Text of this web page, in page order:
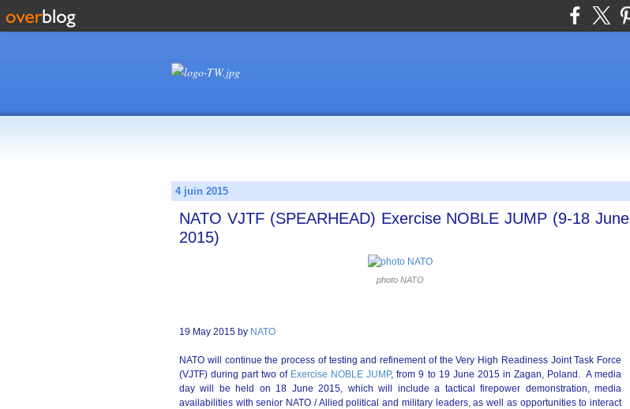
4 juin 2015
NATO VJTF (SPEARHEAD) Exercise NOBLE JUMP (9-18 June
2015)
photo NATO
19 May 2015 by NATO
NATO will continue the process of testing and refinement of the Very High Readiness Joint Task Force
(VJTF) during part two of Exercise NOBLE JUMP, from 9 to 19 June 2015 in Zagan, Poland. A media
day will be held on 18 June 2015, which will include a tactical firepower demonstration, media
availabilities with senior NATO / Allied political and military leaders, as well as opportunities to interact